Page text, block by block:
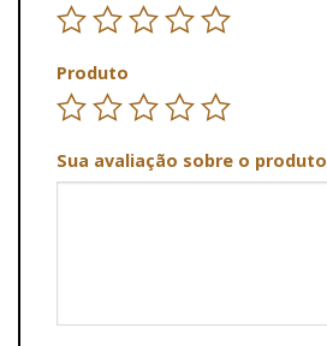
Produto
Sua avaliação sobre o produto